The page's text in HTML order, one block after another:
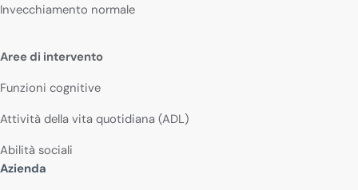
Invecchiamento normale
Aree di intervento
Funzioni cognitive
Attività della vita quotidiana (ADL)
Abilità sociali
Azienda